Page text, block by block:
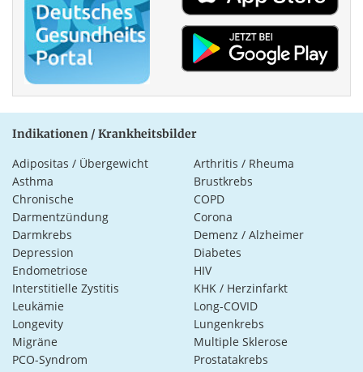
Indikationen / Krankheitsbilder
Adipositas / Übergewicht
Arthritis / Rheuma
Asthma
Brustkrebs
Chronische
Darmentzündung
COPD
Corona
Darmkrebs
Demenz / Alzheimer
Depression
Diabetes
Endometriose
HIV
Interstitielle Zystitis
KHK / Herzinfarkt
Leukämie
Long-COVID
Longevity
Lungenkrebs
Migräne
Multiple Sklerose
PCO-Syndrom
Prostatakrebs